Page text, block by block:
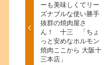
ーも美味しくてリー
ズナブルな使い勝手
抜群の焼肉屋さ
ん！ 十三 「ちょ
っと安めなホルモン
焼肉ここから 大阪十
三本店」